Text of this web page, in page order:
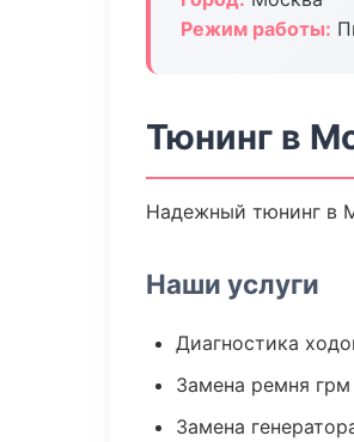
Режим работы:
Тюнинг в
Надежный тюнинг в
Наши услуги
Диагностика
Замена ремня грм
Замена